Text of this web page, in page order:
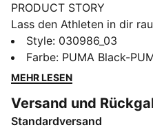
PRODUCT STORY
Lass den Athleten in dir
Innovation von PUMA. Sie
einzigartige stoßfeste
Schienbeinbereich für
Sitz. So bleibst du wendig
DETAILS
Style: 030986_03
Farbe: PUMA Black-
MEHR LESEN
Versand und
Standardversand